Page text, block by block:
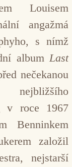
Louisem
angažmá
s nímž
album Last
nečekanou
nejbližšího
v roce 1967
Benninkem
založil
nejstarší